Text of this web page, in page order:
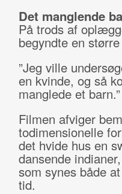
Det manglende
På trods af
begyndte en
”Jeg ville
en kvinde, og så
manglede et barn.”
Filmen afviger
todimensionelle
det hvide hus en
dansende
som synes både
tid.